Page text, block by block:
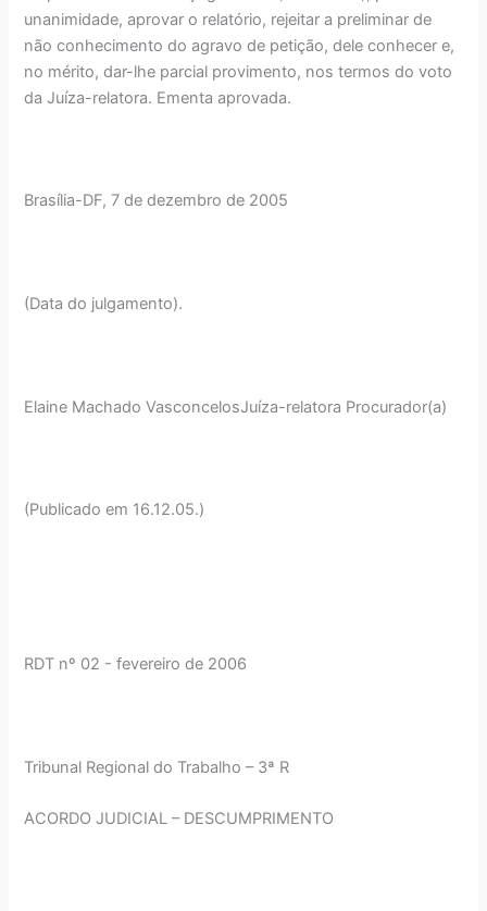
unanimidade, aprovar o relatório, rejeitar a preliminar de
não conhecimento do agravo de petição, dele conhecer e,
no mérito, dar-lhe parcial provimento, nos termos do voto
da Juíza-relatora. Ementa aprovada.
Brasília-DF, 7 de dezembro de 2005
(Data do julgamento).
Elaine Machado VasconcelosJuíza-relatora Procurador(a)
(Publicado em 16.12.05.)
RDT nº 02 - fevereiro de 2006
Tribunal Regional do Trabalho – 3ª R
ACORDO JUDICIAL – DESCUMPRIMENTO